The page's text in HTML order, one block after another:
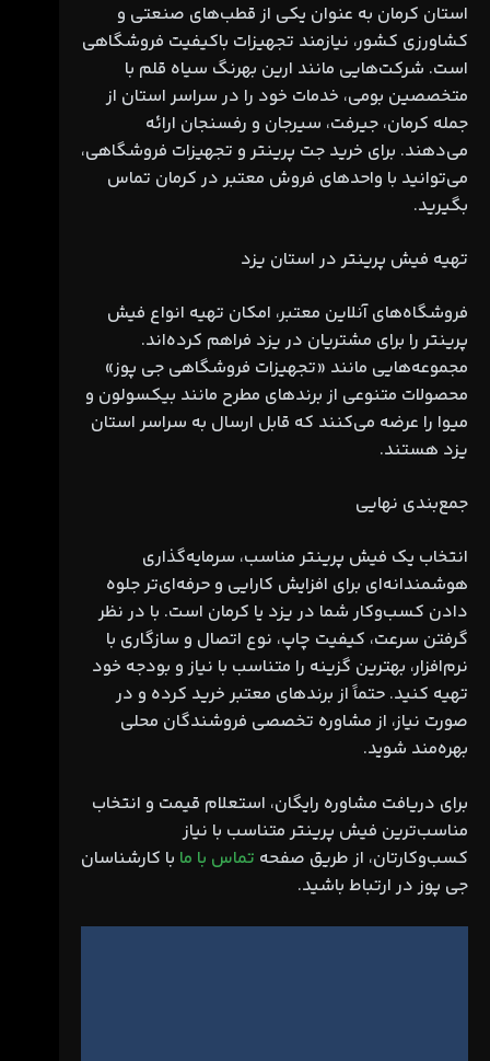
استان کرمان به عنوان یکی از قطب‌های صنعتی و
کشاورزی کشور، نیازمند تجهیزات باکیفیت فروشگاهی
است. شرکت‌هایی مانند ارین بهرنگ سیاه قلم با
متخصصین بومی، خدمات خود را در سراسر استان از
جمله کرمان، جیرفت، سیرجان و رفسنجان ارائه
می‌دهند. برای خرید جت پرینتر و تجهیزات فروشگاهی،
می‌توانید با واحدهای فروش معتبر در کرمان تماس
بگیرید.
تهیه فیش پرینتر در استان یزد
فروشگاه‌های آنلاین معتبر، امکان تهیه انواع فیش
پرینتر را برای مشتریان در یزد فراهم کرده‌اند.
مجموعه‌هایی مانند «تجهیزات فروشگاهی جی پوز»
محصولات متنوعی از برندهای مطرح مانند بیکسولون و
میوا را عرضه می‌کنند که قابل ارسال به سراسر استان
یزد هستند.
جمع‌بندی نهایی
انتخاب یک فیش پرینتر مناسب، سرمایه‌گذاری
هوشمندانه‌ای برای افزایش کارایی و حرفه‌ای‌تر جلوه
دادن کسب‌وکار شما در یزد یا کرمان است. با در نظر
گرفتن سرعت، کیفیت چاپ، نوع اتصال و سازگاری با
نرم‌افزار، بهترین گزینه را متناسب با نیاز و بودجه خود
تهیه کنید. حتماً از برندهای معتبر خرید کرده و در
صورت نیاز، از مشاوره تخصصی فروشندگان محلی
بهره‌مند شوید.
برای دریافت مشاوره رایگان، استعلام قیمت و انتخاب
مناسب‌ترین فیش پرینتر متناسب با نیاز
کسب‌وکارتان، از طریق صفحه تماس با ما با کارشناسان
جی پوز در ارتباط باشید.